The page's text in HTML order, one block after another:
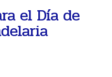
el Día de